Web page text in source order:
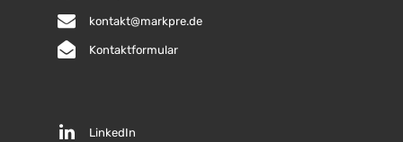
kontakt@markpre.de
Kontaktformular
LinkedIn